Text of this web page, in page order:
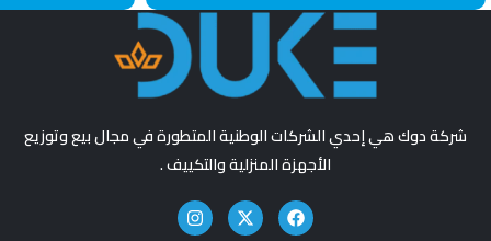
شركة دوك هي إحدي الشركات الوطنية المتطورة في مجال بيع وتوزيع
الأجهزة المنزلية والتكييف .